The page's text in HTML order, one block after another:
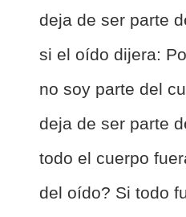
deja de ser parte
si el oído dijera:
no soy parte del
deja de ser parte
todo el cuerpo
del oído? Si todo